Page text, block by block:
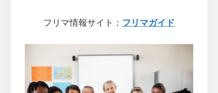
フリマ情報サイト： フリマガイド